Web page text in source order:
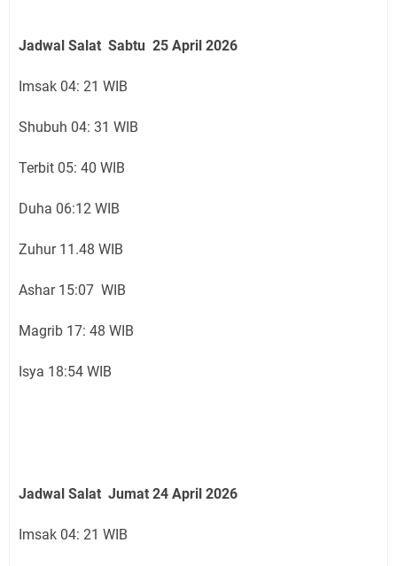
Jadwal Salat Sabtu 25 April 2026
Imsak 04: 21 WIB
Shubuh 04: 31 WIB
Terbit 05: 40 WIB
Duha 06:12 WIB
Zuhur 11.48 WIB
Ashar 15:07 WIB
Magrib 17: 48 WIB
Isya 18:54 WIB
Jadwal Salat Jumat 24 April 2026
Imsak 04: 21 WIB